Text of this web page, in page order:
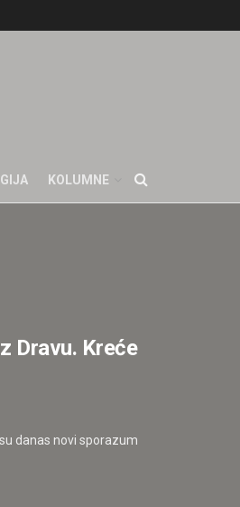
KOLUMNE
Dravu. Kreće
danas novi sporazum